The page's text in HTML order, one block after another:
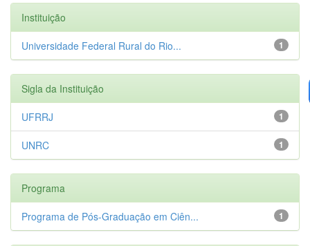
Instituição
1
Universidade Federal Rural do Rio...
Sigla da Instituição
1
UFRRJ
1
UNRC
Programa
1
Programa de Pós-Graduação em Ciên...